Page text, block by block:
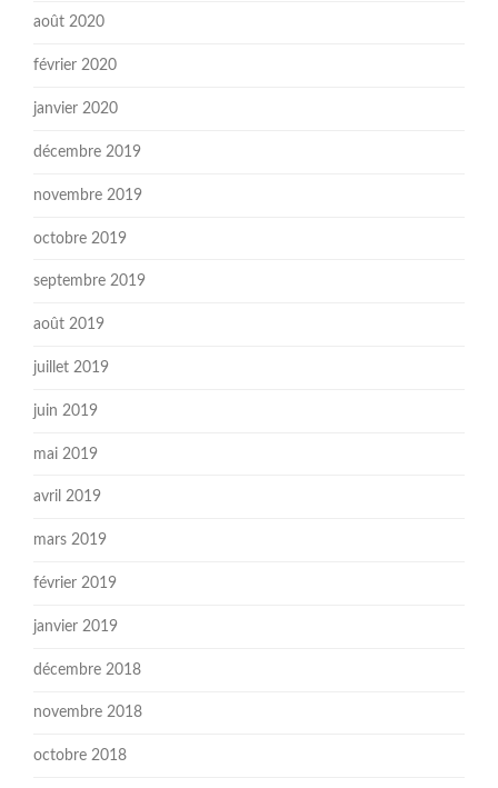
août 2020
février 2020
janvier 2020
décembre 2019
novembre 2019
octobre 2019
septembre 2019
août 2019
juillet 2019
juin 2019
mai 2019
avril 2019
mars 2019
février 2019
janvier 2019
décembre 2018
novembre 2018
octobre 2018